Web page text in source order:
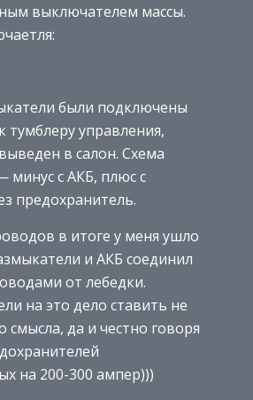
выключателем массы.
были подключены
тумблеру управления,
в салон. Схема
минус с АКБ, плюс с
предохранитель.
в итоге у меня ушло
и АКБ соединил
от лебедки.
на это дело ставить не
смысла, да и честно говоря
на 200-300 ампер)))